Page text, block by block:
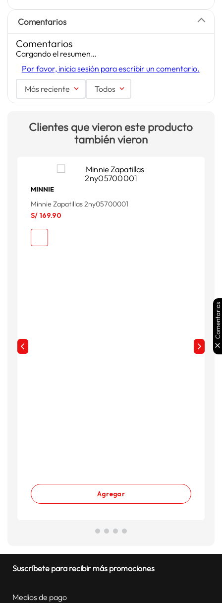
Comentarios
Comentarios
Cargando el resumen…
Por favor, inicia sesión para escribir un comentario.
Más reciente Todos
Clientes que vieron este producto
también vieron
MINNIE
Minnie Zapatillas 2ny05700001
S/ 169.90
Agregar
Suscríbete para recibir más promociones
Medios de pago
Comentarios